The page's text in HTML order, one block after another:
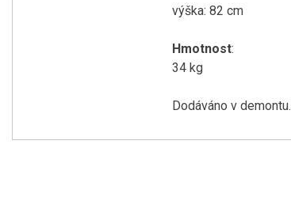
výška: 82 cm
Hmotnost:
34 kg
Dodáváno v demontu.